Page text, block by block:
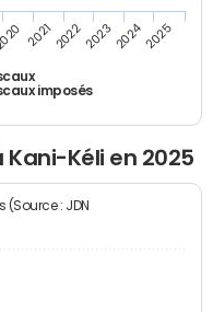
imposés
20212022202320242025
Kéli en 2025
: JDN